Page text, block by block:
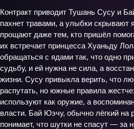
Контракт приводит Тушань Сусу и
пахнет травами, а улыбки
прощают даже тем, кто пришёл
их встречает принцесса Хуаньду
обращаться с ядами так, что одно
судьбу, и ей нужна не сила, а
жизни. Сусу привыкла верить, что
распутать, но южные правила
используют как оружие, а
власти. Бай Юэчу, обычно лёгкий на
понимает, что шутки не спасут — за